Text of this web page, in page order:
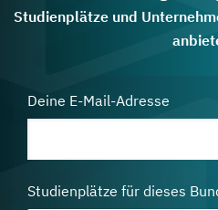
Studienplätze und
Deine E-Mail-Adresse
Studienplätze für dieses